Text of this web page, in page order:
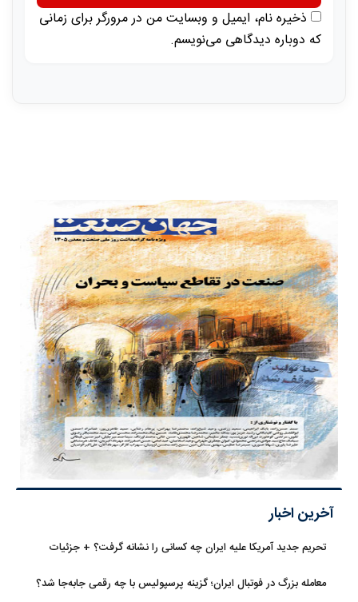
ذخیره نام، ایمیل و وبسایت من در مرورگر برای زمانی
که دوباره دیدگاهی می‌نویسم.
آخرین اخبار
تحریم جدید آمریکا علیه ایران چه کسانی را نشانه گرفت؟ + جزئیات
معامله بزرگ در فوتبال ایران؛ گزینه پرسپولیس با چه رقمی جابه‌جا شد؟